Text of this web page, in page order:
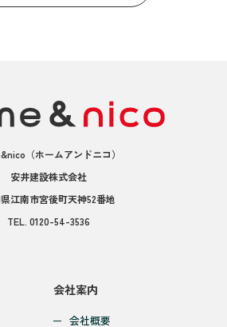
（ホームアンドニコ）
安井建設株式会社
江南市宮後町天神52番地
TEL. 0120-54-3536
会社案内
会社概要